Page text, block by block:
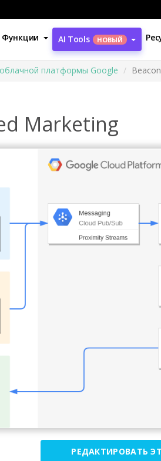
Функции AI Tools НОВЫЙ
платформы Google
Marketing
РЕДАКТИРОВАТЬ